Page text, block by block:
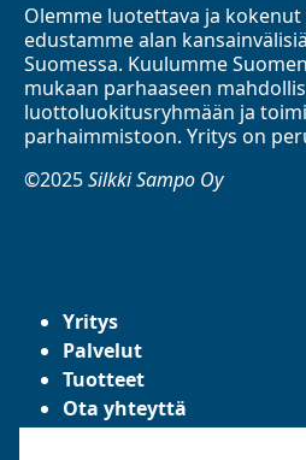
Olemme luotettava ja
edustamme alan
Suomessa. Kuulumme
mukaan parhaaseen
luottoluokitusryhmään ja
parhaimmistoon. Yritys on
©2025Silkki Sampo Oy
Yritys
Palvelut
Tuotteet
Ota yhteyttä